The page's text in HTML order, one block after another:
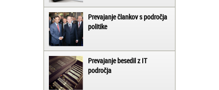
Prevajanje člankov s področja
politike
Prevajanje besedil z IT
področja